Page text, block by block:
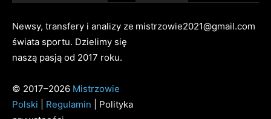
Newsy, transfery i analizy ze
świata sportu. Dzielimy się
naszą pasją od 2017 roku.
© 2017–2026 Mistrzowie
Polski
Regulamin | Polityka
mistrzowie2021@gmail.com